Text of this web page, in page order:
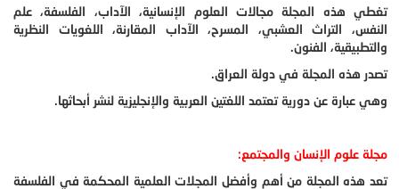
تغطي هذه المجلة مجالات العلوم الإنسانية، الآداب، الفلسفة، علم
النفس، التراث العشبي، المسرح، الآداب المقارنة، اللغويات النظرية
والتطبيقية، الفنون.
تصدر هذه المجلة في دولة العراق.
وهي عبارة عن دورية تعتمد اللغتين العربية والإنجليزية لنشر أبحاثها.
مجلة علوم الإنسان والمجتمع:
تعد هذه المجلة من أهم وأفضل المجلات العلمية المحكمة في الفلسفة